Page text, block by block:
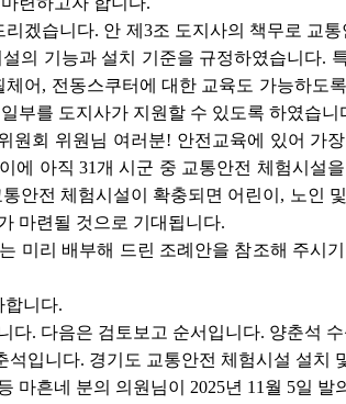
겠습니다. 안 제3조 도지사의 책무로 교
의 기능과 설치 기준을 규정하였습니다.
어, 전동스쿠터에 대한 교육도 가능하도
부를 도지사가 지원할 수 있도록 하였습니
원회 위원님 여러분! 안전교육에 있어 가
에 아직 31개 시군 중 교통안전 체험시설
안전 체험시설이 확충되면 어린이, 노인
마련될 것으로 기대됩니다.
미리 배부해 드린 조례안을 참조해 주시
합니다.
다. 다음은 검토보고 순서입니다. 양춘석
석입니다. 경기도 교통안전 체험시설 설치
마흔네 분의 의원님이 2025년 11월 5일